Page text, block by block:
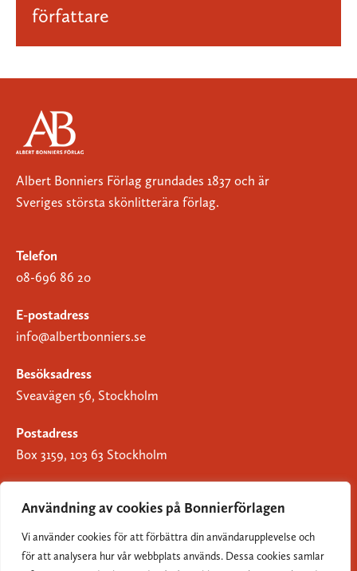
Användning av cookies på Bonnierförlagen
Vi använder cookies för att förbättra din användarupplevelse och
för att analysera hur vår webbplats används. Dessa cookies samlar
författare
Albert Bonniers Förlag grundades 1837 och är
Sveriges största skönlitterära förlag.
Telefon
08-696 86 20
E-postadress
info@albertbonniers.se
Besöksadress
Sveavägen 56, Stockholm
Postadress
Box 3159, 103 63 Stockholm
Om Bonnierförlagen